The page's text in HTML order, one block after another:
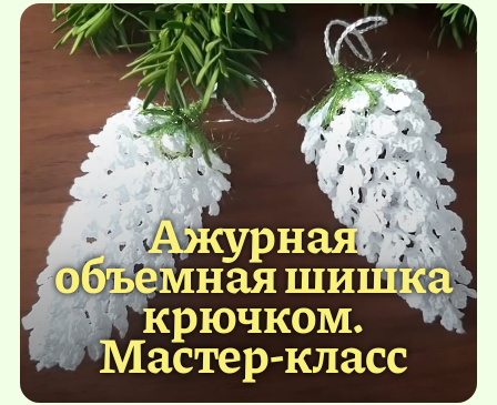
Ажурная
объемная шишка
крючком.
Мастер-класс